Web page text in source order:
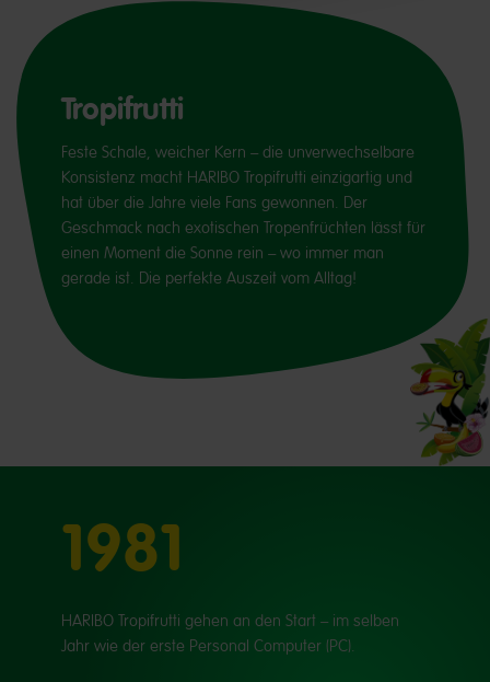
Tropifrutti
Feste Schale, weicher Kern – die unverwechselbare
Konsistenz macht HARIBO Tropifrutti einzigartig und
hat über die Jahre viele Fans gewonnen. Der
Geschmack nach exotischen Tropenfrüchten lässt für
einen Moment die Sonne rein – wo immer man
gerade ist. Die perfekte Auszeit vom Alltag!
1981
HARIBO Tropifrutti gehen an den Start – im selben
Jahr wie der erste Personal Computer (PC).